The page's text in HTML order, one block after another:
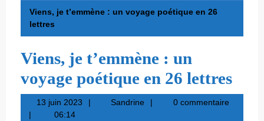
Viens, je t’emmène : un voyage poétique en 26
lettres
Viens, je t’emmène : un
voyage poétique en 26 lettres
13 juin 202313
SandrineSandrine0 commentaire
06:14